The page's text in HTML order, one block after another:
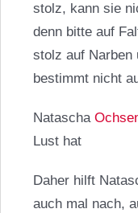
stolz, kann sie
denn bitte auf
stolz auf Narben
bestimmt nicht
Natascha
Lust hat
Daher hilft
auch mal nach,